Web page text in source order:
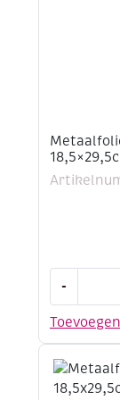
Toevoegen
-
vel,
zilver
aantal